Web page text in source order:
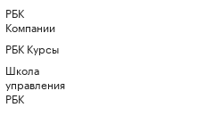
РБК
Компании
РБК Курсы
Школа
управления
РБК